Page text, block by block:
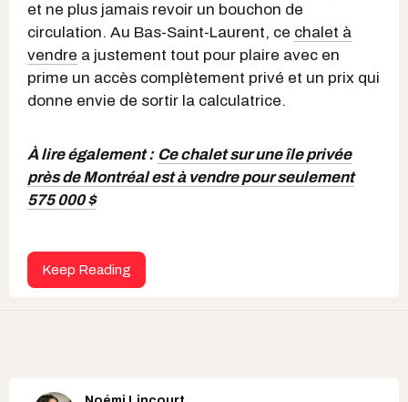
et ne plus jamais revoir un bouchon de
circulation. Au Bas-Saint-Laurent, ce chalet à
vendre a justement tout pour plaire avec en
prime un accès complètement privé et un prix qui
donne envie de sortir la calculatrice.
À lire également : Ce chalet sur une île privée
près de Montréal est à vendre pour seulement
575 000 $
Keep Reading